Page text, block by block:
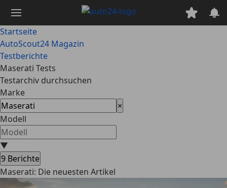
Hauptinhalt
springen
Startseite
AutoScout24 Magazin
Testberichte
Maserati Tests
Testarchiv durchsuchen
Marke
×
Modell
▼
9 Berichte
Maserati: Die neuesten Artikel